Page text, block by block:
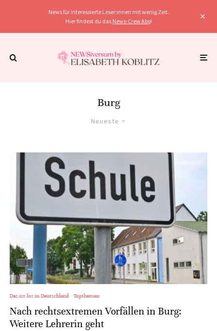
News für interessierte Leser:innen mit wenig Zeit.
Hier findest du das News-Crew Abo!
Burg
Neueste
Das ist los in Deutschland Topthemen
Nach rechtsextremen Vorfällen in Burg:
Weitere Lehrerin geht